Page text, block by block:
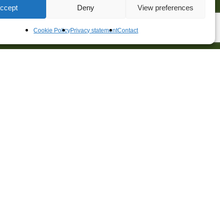
Deny View preferences
Cookie PolicyPrivacy statementContact